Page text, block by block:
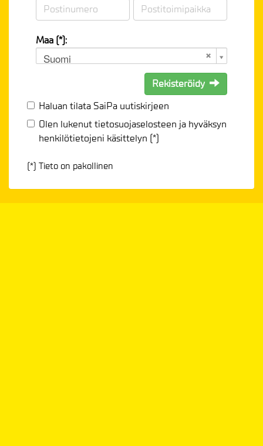
Maa (*):
Suomi
Rekisteröidy
Haluan tilata SaiPa uutiskirjeen
Olen lukenuttietosuojaselosteen ja hyväksyn
henkilötietojeni käsittelyn (*)
(*) Tieto on pakollinen